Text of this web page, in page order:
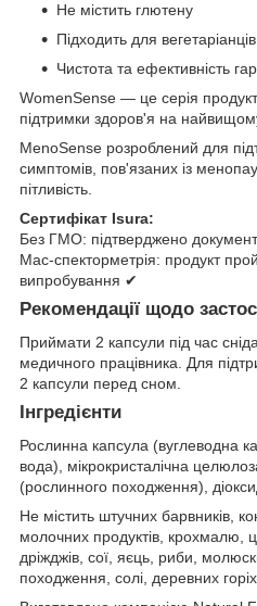
Не містить глютену
Підходить для вегетаріанців
Чистота та ефективність
WomenSense — це серія
підтримки здоров'я на найвищому
MenoSense розроблений для
симптомів, пов'язаних із
пітливість.
Сертифікат Isura:
Без ГМО: підтверджено
Мас-спекторметрія: продукт
випробування ✔
Рекомендації щодо
Приймати 2 капсули під час
медичного працівника. Для
2 капсули перед сном.
Інгредієнти
Рослинна капсула (вуглеводна
вода), мікрокристалічна
(рослинного походження),
Не містить штучних барвників,
молочних продуктів, крохмалю,
дріжджів, сої, яєць, риби,
походження, солі, деревних